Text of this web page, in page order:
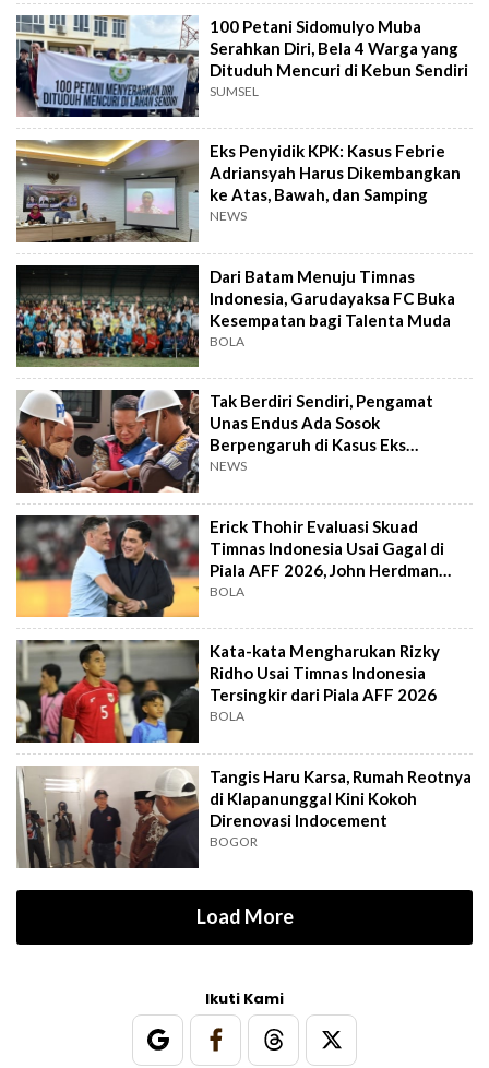
100 Petani Sidomulyo Muba
Serahkan Diri, Bela 4 Warga yang
Dituduh Mencuri di Kebun Sendiri
SUMSEL
Eks Penyidik KPK: Kasus Febrie
Adriansyah Harus Dikembangkan
ke Atas, Bawah, dan Samping
NEWS
Dari Batam Menuju Timnas
Indonesia, Garudayaksa FC Buka
Kesempatan bagi Talenta Muda
BOLA
Tak Berdiri Sendiri, Pengamat
Unas Endus Ada Sosok
Berpengaruh di Kasus Eks
Jampidsus
NEWS
Erick Thohir Evaluasi Skuad
Timnas Indonesia Usai Gagal di
Piala AFF 2026, John Herdman
Out?
BOLA
Kata-kata Mengharukan Rizky
Ridho Usai Timnas Indonesia
Tersingkir dari Piala AFF 2026
BOLA
Tangis Haru Karsa, Rumah Reotnya
di Klapanunggal Kini Kokoh
Direnovasi Indocement
BOGOR
Load More
Ikuti Kami